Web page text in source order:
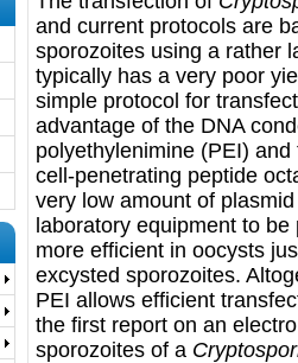
and current protocols are
sporozoites using a rather
typically has a very poor
simple protocol for
advantage of the DNA
polyethylenimine (PEI)
cell-penetrating peptide
very low amount of
laboratory equipment to
more efficient in oocysts
excysted sporozoites.
PEI allows efficient
the first report on an
sporozoites of a